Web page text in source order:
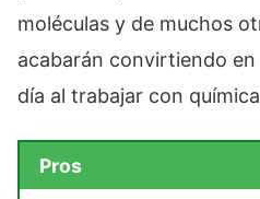
moléculas y de muchos
acabarán convirtiendo
día al trabajar con
Pros